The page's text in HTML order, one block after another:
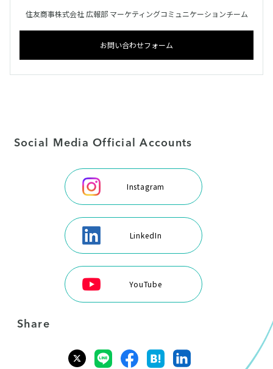
住友商事株式会社 広報部 マーケティングコミュニケーションチーム
お問い合わせフォーム
Social Media Official Accounts
Instagram
LinkedIn
YouTube
Share